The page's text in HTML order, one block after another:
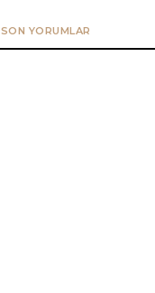
SON YORUMLAR